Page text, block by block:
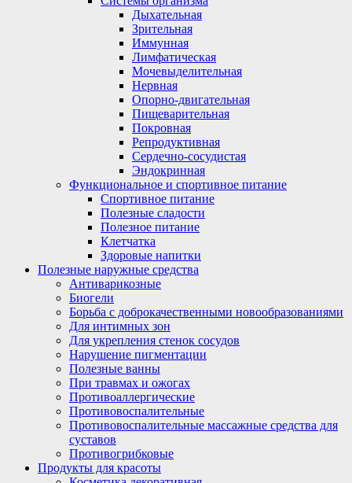
Дыхательная
Зрительная
Иммунная
Лимфатическая
Мочевыделительная
Нервная
Опорно-двигательная
Пищеварительная
Покровная
Репродуктивная
Сердечно-сосудистая
Эндокринная
Функциональное и спортивное питание
Спортивное питание
Полезные сладости
Полезное питание
Клетчатка
Здоровые напитки
Полезные наружные средства
Антиварикозные
Биогели
Борьба с доброкачественными новообразованиями
Для интимных зон
Для укрепления стенок сосудов
Нарушение пигментации
Полезные ванны
При травмах и ожогах
Противоаллергические
Противовоспалительные
Противовоспалительные массажные средства для
суставов
Противогрибковые
Продукты для красоты